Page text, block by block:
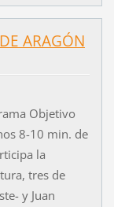
ARAGÓN
Objetivo
8-10 min. de
la
tres de
y Juan